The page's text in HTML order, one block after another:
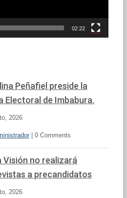
02:22
Peñafiel preside la
Electoral de Imbabura.
2026
0 Comments
Visión no realizará
a precandidatos
2026